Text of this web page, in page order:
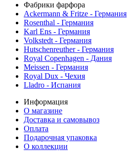
Фабрики фарфора
Ackermann & Fritze - Германия
Rosenthal - Германия
Karl Ens - Германия
Volkstedt - Германия
Hutschenreuther - Германия
Royal Copenhagen - Дания
Meissen - Германия
Royal Dux - Чехия
Lladro - Испания
Информация
О магазине
Доставка и самовывоз
Оплата
Подарочная упаковка
О коллекции